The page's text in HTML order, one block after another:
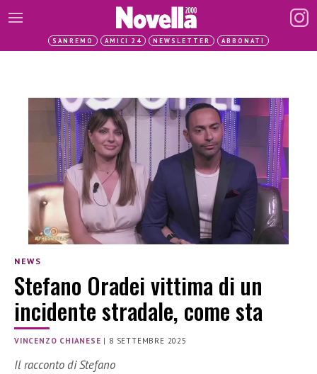
SANREMO AMICI 24 NEWSLETTER ABBONATI
NEWS
Stefano Oradei vittima di un
incidente stradale, come sta
VINCENZO CHIANESE | 8 SETTEMBRE 2025
Il racconto di Stefano